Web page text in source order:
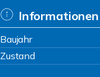
Informationen
Baujahr
Zustand